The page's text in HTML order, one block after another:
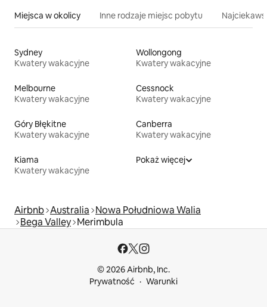
Miejsca w okolicy Inne rodzaje miejsc pobytu
Sydney
Kwatery wakacyjne
Wollongong
Kwatery wakacyjne
Melbourne
Kwatery wakacyjne
Cessnock
Kwatery wakacyjne
Góry Błękitne
Kwatery wakacyjne
Canberra
Kwatery wakacyjne
Kiama
Kwatery wakacyjne
Pokaż więcej
Airbnb Australia Nowa Południowa Walia
Bega Valley Merimbula
© 2026 Airbnb, Inc.
Prywatność
Warunki